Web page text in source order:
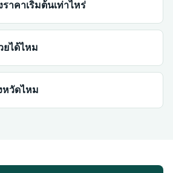
าคาเริ่มต้นเท่าไหร่
ยได้ไหม
หวัดไหม